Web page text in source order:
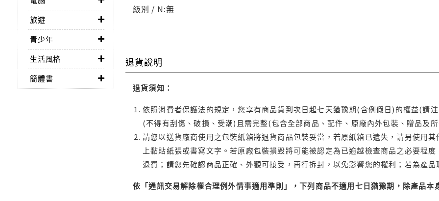
旅遊
青少年
生活風格
簡體書
級別 / N:無
退貨說明
退貨須知：
依照消費者保護法的規定，您享有商品貨到次日起七天猶豫期(含例假日)的權益(請
(不得有刮傷、破損、受潮)且需完整(包含全部商品、配件、原廠內外包裝、贈品及
請您以送貨廠商使用之包裝紙箱將退貨商品包裝妥當，若原紙箱已遺失，請另使用
上黏貼紙張或書寫文字。若原廠包裝損毀將可能被認定為已逾越檢查商品之必要程
退費；請您先確認商品正確、外觀可接受，再行拆封，以免影響您的權利；若為產
依「通訊交易解除權合理例外情事適用準則」，下列商品不適用七日猶豫期，除產品本